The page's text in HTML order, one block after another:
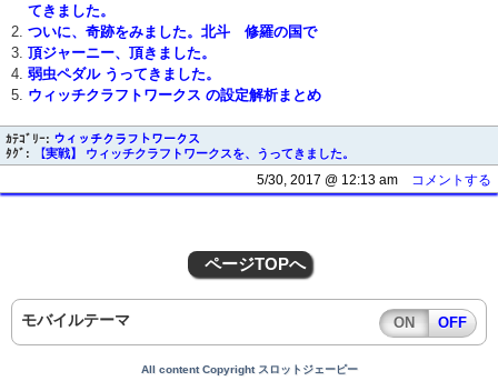
てきました。
ついに、奇跡をみました。北斗 修羅の国で
頂ジャーニー、頂きました。
弱虫ペダル うってきました。
ウィッチクラフトワークス の設定解析まとめ
ｶﾃｺﾞﾘｰ: ウィッチクラフトワークス
ﾀｸﾞ:
【実戦】 ウィッチクラフトワークスを、うってきました。
5/30, 2017 @ 12:13 am コメントする
ページTOPへ
モバイルテーマ ON OFF
All content Copyright スロットジェーピー